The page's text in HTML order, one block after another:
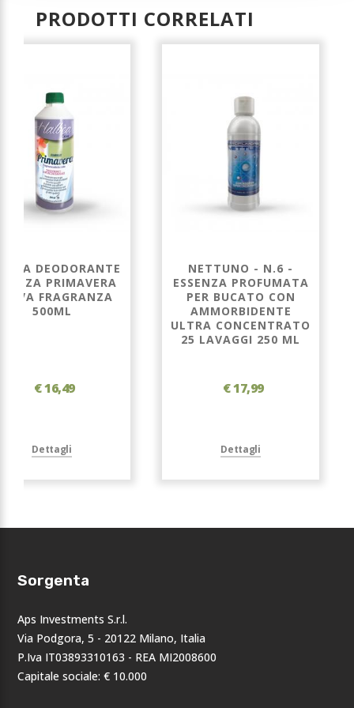
PRODOTTI CORRELATI
DEODORANTE
PRIMAVERA
FRAGRANZA
500ML
€ 16,49
Dettagli
NETTUNO - N.6 -
ESSENZA PROFUMATA
PER BUCATO CON
AMMORBIDENTE
ULTRA CONCENTRATO
25 LAVAGGI 250 ML
€ 17,99
Dettagli
Sorgenta
Aps Investments S.r.l.
Via Podgora, 5 - 20122 Milano, Italia
P.Iva IT03893310163 - REA MI2008600
Capitale sociale: € 10.000